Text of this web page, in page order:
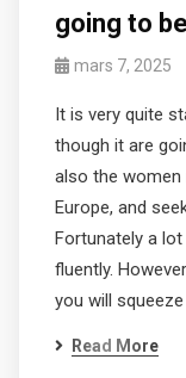
going to
mars 7, 2025
It is very quite
though it are
also the
Europe, and
Fortunately a
fluently.
you will squeeze
Read More